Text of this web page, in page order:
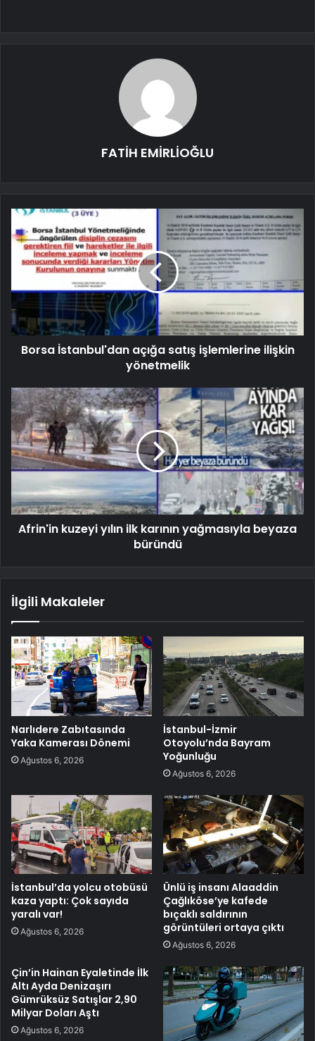
FATİH EMİRLİOĞLU
Borsa İstanbul'dan açığa satış işlemlerine ilişkin
yönetmelik
Afrin'in kuzeyi yılın ilk karının yağmasıyla beyaza
büründü
İlgili Makaleler
Narlıdere Zabıtasında
Yaka Kamerası Dönemi
Ağustos 6, 2026
İstanbul-İzmir
Otoyolu’nda Bayram
Yoğunluğu
Ağustos 6, 2026
İstanbul’da yolcu otobüsü
kaza yaptı: Çok sayıda
yaralı var!
Ağustos 6, 2026
Ünlü iş insanı Alaaddin
Çağlıköse’ye kafede
bıçaklı saldırının
görüntüleri ortaya çıktı
Ağustos 6, 2026
Çin’in Hainan Eyaletinde İlk
Altı Ayda Denizaşırı
Gümrüksüz Satışlar 2,90
Milyar Doları Aştı
Ağustos 6, 2026